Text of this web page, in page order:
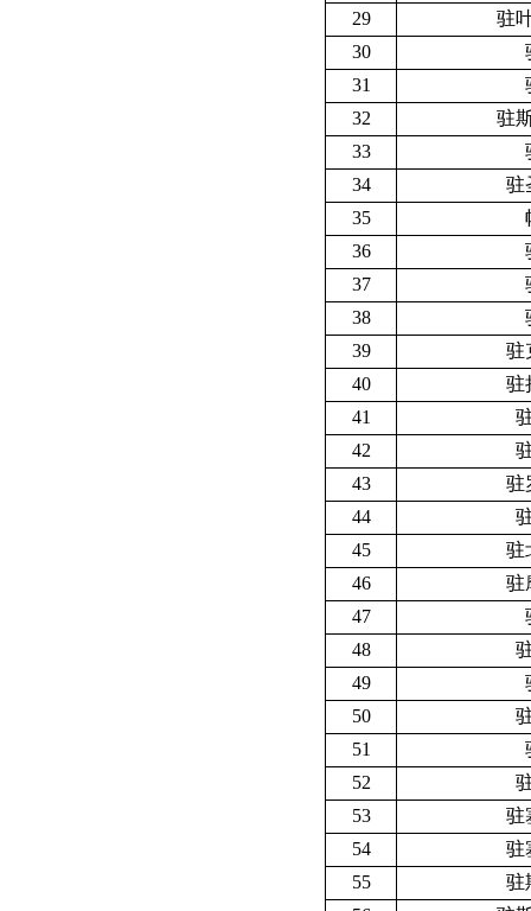
29
驻
30
31
32
驻
33
34
驻
35
36
37
38
39
驻
40
驻
41
42
43
驻
44
45
驻
46
驻
47
48
49
50
51
52
53
驻
54
驻
55
驻